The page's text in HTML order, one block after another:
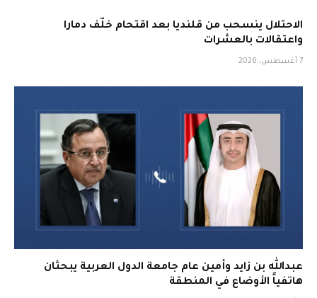
الاحتلال ينسحب من قلنديا بعد اقتحام خلّف دمارا
واعتقالات بالعشرات
7 أغسطس، 2026
عبدالله بن زايد وأمين عام جامعة الدول العربية يبحثان
هاتفياً الأوضاع في المنطقة